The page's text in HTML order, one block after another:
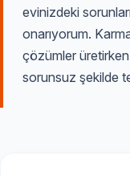
evinizdeki
onarıyorum.
çözümler
sorunsuz şekilde